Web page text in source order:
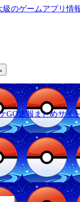
GO速報まとめサイト